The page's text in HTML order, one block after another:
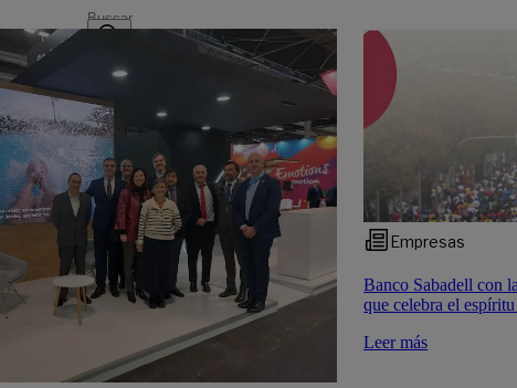
Empresas
Banco Sabadell con
que celebra el
Leer más